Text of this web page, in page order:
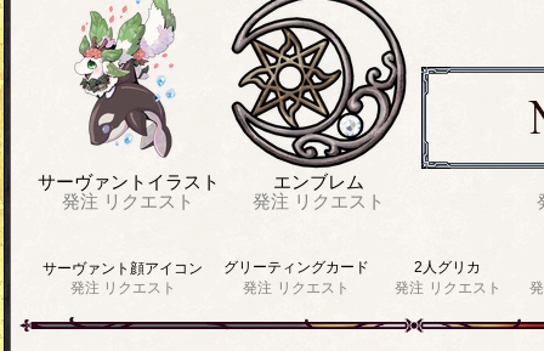
サーヴァントイラスト
発注 リクエスト
エンブレム
発注 リクエスト
サーヴァント顔アイコン
発注 リクエスト
グリーティングカード
発注 リクエスト
2人グリカ
発注 リクエスト